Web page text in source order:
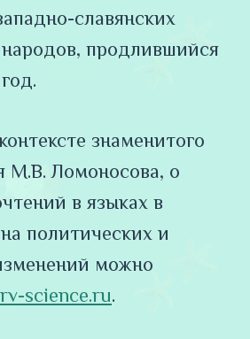
славянских
народов, продлившийся
знаменитого
М.В. Ломоносова, о
в языках в
политических и
можно
science.ru.